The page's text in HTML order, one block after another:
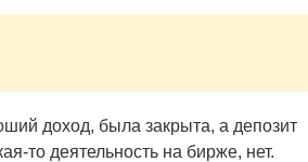
доход, была закрыта, а депозит
то деятельность на бирже, нет.